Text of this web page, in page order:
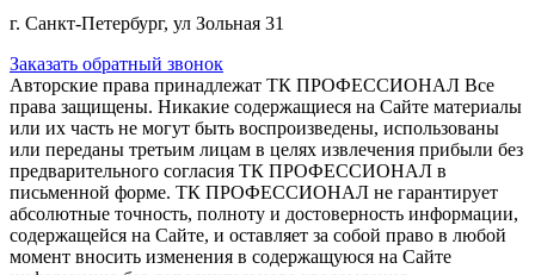
г. Санкт-Петербург, ул Зольная 31
Заказать обратный звонок
Авторские права принадлежат ТК ПРОФЕССИОНАЛ Все
права защищены. Никакие содержащиеся на Сайте материалы
или их часть не могут быть воспроизведены, использованы
или переданы третьим лицам в целях извлечения прибыли без
предварительного согласия ТК ПРОФЕССИОНАЛ в
письменной форме. ТК ПРОФЕССИОНАЛ не гарантирует
абсолютные точность, полноту и достоверность информации,
содержащейся на Сайте, и оставляет за собой право в любой
момент вносить изменения в содержащуюся на Сайте